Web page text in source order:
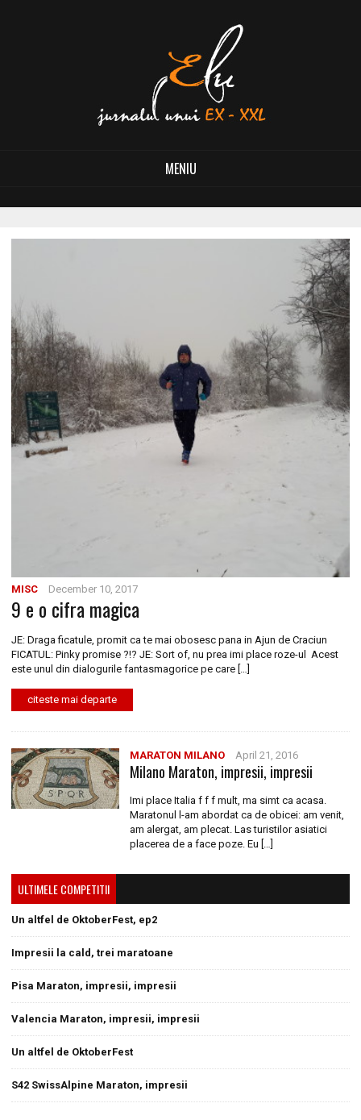
MENIU
MISC December 10, 2017
9 e o cifra magica
JE: Draga ficatule, promit ca te mai obosesc pana in Ajun de Craciun
FICATUL: Pinky promise ?!? JE: Sort of, nu prea imi place roze-ul Acest
este unul din dialogurile fantasmagorice pe care […]
citeste mai departe
MARATON MILANO April 21, 2016
Milano Maraton, impresii, impresii
Imi place Italia f f f mult, ma simt ca acasa.
Maratonul l-am abordat ca de obicei: am venit,
am alergat, am plecat. Las turistilor asiatici
placerea de a face poze. Eu […]
ULTIMELE COMPETITII
Un altfel de OktoberFest, ep2
Impresii la cald, trei maratoane
Pisa Maraton, impresii, impresii
Valencia Maraton, impresii, impresii
Un altfel de OktoberFest
S42 SwissAlpine Maraton, impresii